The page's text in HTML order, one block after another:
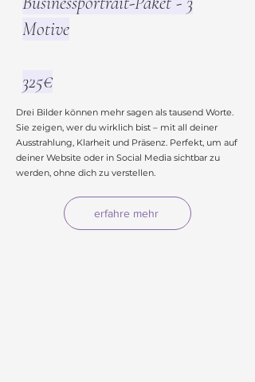
Motive
325€
Drei Bilder können mehr sagen als tausend Worte.
Sie zeigen, wer du wirklich bist – mit all deiner
Ausstrahlung, Klarheit und Präsenz. Perfekt, um auf
deiner Website oder in Social Media sichtbar zu
werden, ohne dich zu verstellen.
erfahre mehr